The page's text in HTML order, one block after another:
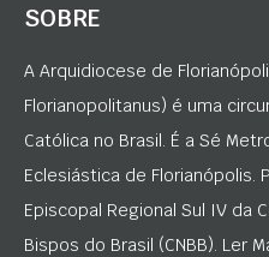
SOBRE
A Arquidiocese de
Florianopolitanus) é uma
Católica no Brasil. É a Sé
Eclesiástica de Florianópolis.
Episcopal Regional Sul IV da
Bispos do Brasil (CNBB). Ler